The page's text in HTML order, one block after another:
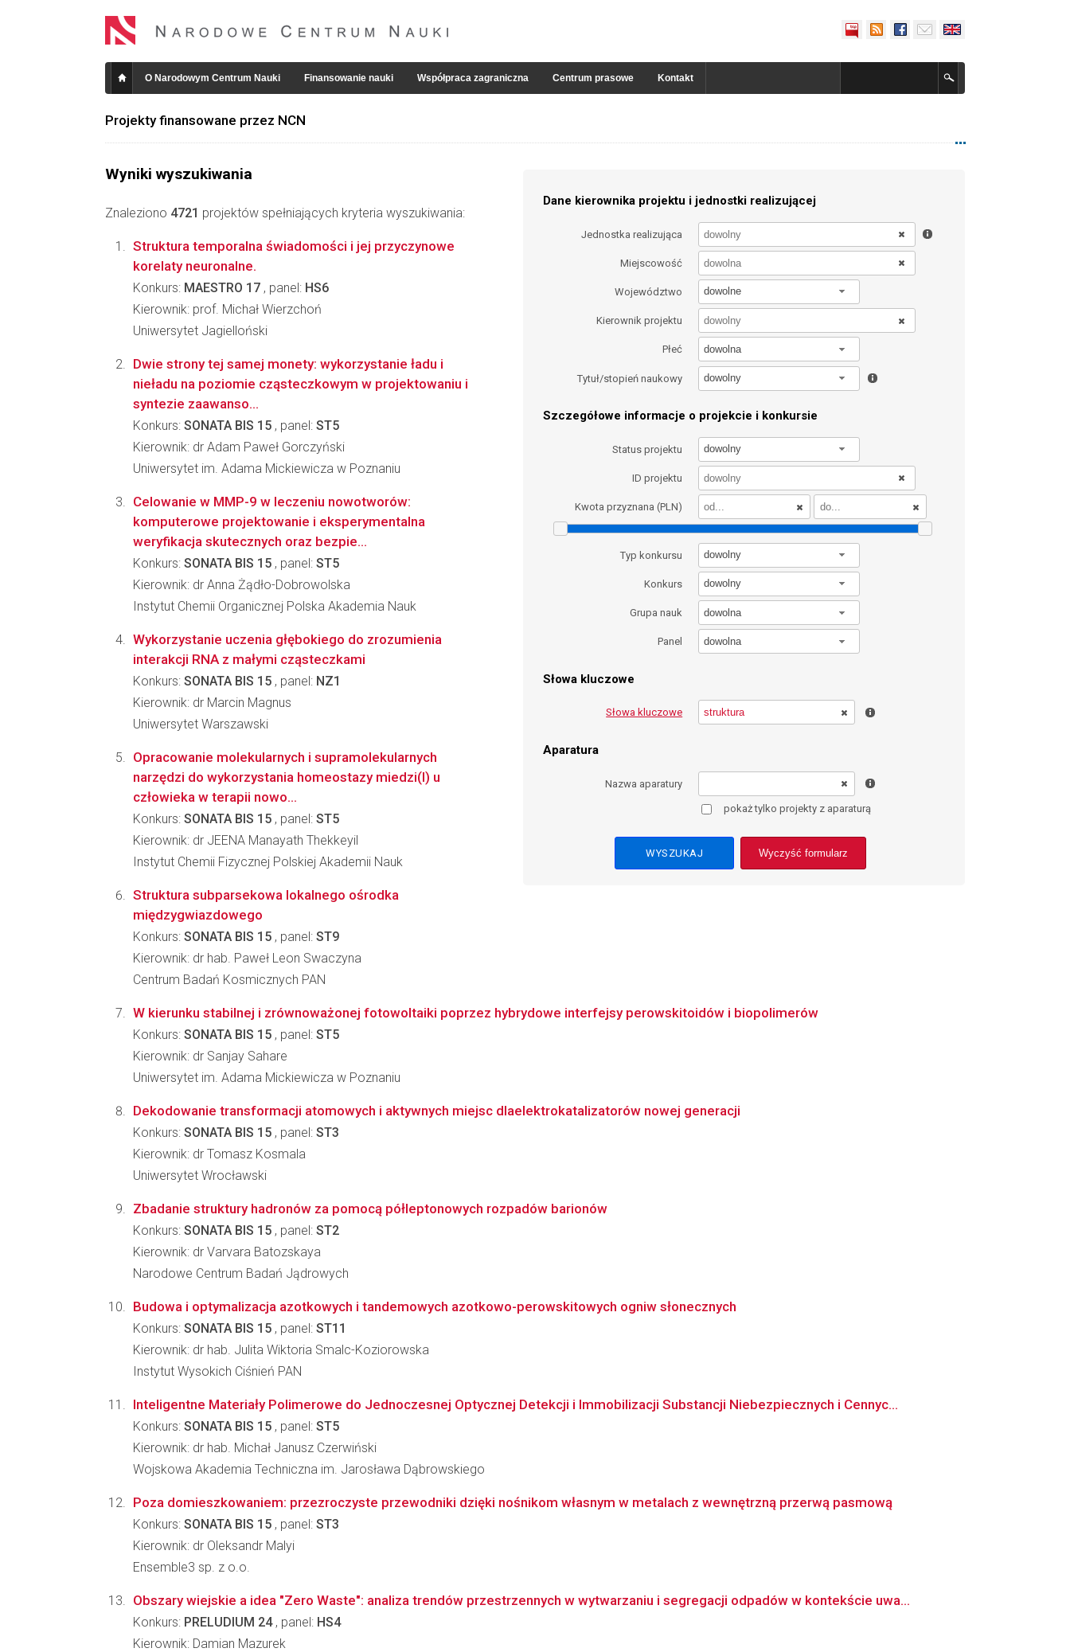
O Narodowym Centrum Nauki Finansowanie nauki Współpraca zagraniczna Centrum prasowe Kontakt
Projekty finansowane przez NCN
Wyniki wyszukiwania
Znaleziono 4721 projektów spełniających kryteria wyszukiwania:
Dane kierownika projektu i jednostki realizującej
Jednostka realizująca
Miejscowość
Województwo dowolne
Kierownik projektu
Płeć dowolna
Tytuł/stopień naukowy dowolny
Szczegółowe informacje o projekcie i konkursie
Status projektu dowolny
ID projektu
Kwota przyznana (PLN)
Typ konkursu dowolny
Konkurs dowolny
Grupa nauk dowolna
Panel dowolna
Słowa kluczowe
Słowa kluczowe
Aparatura
Nazwa aparatury
pokaż tylko projekty z aparaturą
Wyczyść formularz
Struktura temporalna świadomości i jej przyczynowe
korelaty neuronalne.
Konkurs: MAESTRO 17 , panel: HS6
Kierownik: prof. Michał Wierzchoń
Uniwersytet Jagielloński
Dwie strony tej samej monety: wykorzystanie ładu i
nieładu na poziomie cząsteczkowym w projektowaniu i
syntezie zaawanso...
Konkurs: SONATA BIS 15 , panel: ST5
Kierownik: dr Adam Paweł Gorczyński
Uniwersytet im. Adama Mickiewicza w Poznaniu
Celowanie w MMP-9 w leczeniu nowotworów:
komputerowe projektowanie i eksperymentalna
weryfikacja skutecznych oraz bezpie...
Konkurs: SONATA BIS 15 , panel: ST5
Kierownik: dr Anna Żądło-Dobrowolska
Instytut Chemii Organicznej Polska Akademia Nauk
Wykorzystanie uczenia głębokiego do zrozumienia
interakcji RNA z małymi cząsteczkami
Konkurs: SONATA BIS 15 , panel: NZ1
Kierownik: dr Marcin Magnus
Uniwersytet Warszawski
Opracowanie molekularnych i supramolekularnych
narzędzi do wykorzystania homeostazy miedzi(I) u
człowieka w terapii nowo...
Konkurs: SONATA BIS 15 , panel: ST5
Kierownik: dr JEENA Manayath Thekkeyil
Instytut Chemii Fizycznej Polskiej Akademii Nauk
Struktura subparsekowa lokalnego ośrodka
międzygwiazdowego
Konkurs: SONATA BIS 15 , panel: ST9
Kierownik: dr hab. Paweł Leon Swaczyna
Centrum Badań Kosmicznych PAN
W kierunku stabilnej i zrównoważonej fotowoltaiki poprzez hybrydowe interfejsy perowskitoidów i biopolimerów
Konkurs: SONATA BIS 15 , panel: ST5
Kierownik: dr Sanjay Sahare
Uniwersytet im. Adama Mickiewicza w Poznaniu
Dekodowanie transformacji atomowych i aktywnych miejsc dlaelektrokatalizatorów nowej generacji
Konkurs: SONATA BIS 15 , panel: ST3
Kierownik: dr Tomasz Kosmala
Uniwersytet Wrocławski
Zbadanie struktury hadronów za pomocą półleptonowych rozpadów barionów
Konkurs: SONATA BIS 15 , panel: ST2
Kierownik: dr Varvara Batozskaya
Narodowe Centrum Badań Jądrowych
Budowa i optymalizacja azotkowych i tandemowych azotkowo-perowskitowych ogniw słonecznych
Konkurs: SONATA BIS 15 , panel: ST11
Kierownik: dr hab. Julita Wiktoria Smalc-Koziorowska
Instytut Wysokich Ciśnień PAN
Inteligentne Materiały Polimerowe do Jednoczesnej Optycznej Detekcji i Immobilizacji Substancji Niebezpiecznych i Cennyc...
Konkurs: SONATA BIS 15 , panel: ST5
Kierownik: dr hab. Michał Janusz Czerwiński
Wojskowa Akademia Techniczna im. Jarosława Dąbrowskiego
Poza domieszkowaniem: przezroczyste przewodniki dzięki nośnikom własnym w metalach z wewnętrzną przerwą pasmową
Konkurs: SONATA BIS 15 , panel: ST3
Kierownik: dr Oleksandr Malyi
Ensemble3 sp. z o.o.
Obszary wiejskie a idea "Zero Waste": analiza trendów przestrzennych w wytwarzaniu i segregacji odpadów w kontekście uwa...
Konkurs: PRELUDIUM 24, panel: HS4
Kierownik: Damian Mazurek